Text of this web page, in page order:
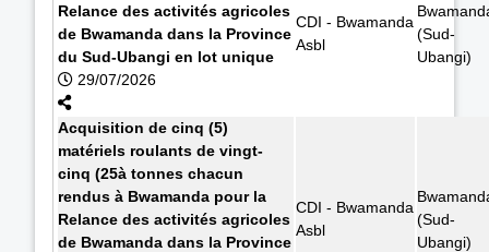
Relance des activités agricoles
de Bwamanda dans la Province
du Sud-Ubangi en lot unique
29/07/2026
CDI - Bwamanda
Asbl
(Sud-
Ubangi)
Acquisition de cinq (5)
matériels roulants de vingt-
cinq (25à tonnes chacun
rendus à Bwamanda pour la
Relance des activités agricoles
de Bwamanda dans la Province
CDI - Bwamanda
Asbl
(Sud-
Ubangi)